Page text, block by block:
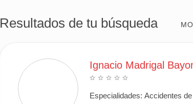
Resultados de tu búsqueda
Ignacio Madrigal
Especialidades: Accidentes